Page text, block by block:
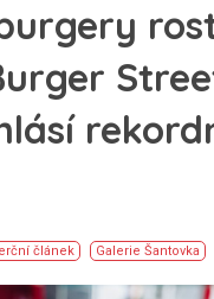
článek Galerie Šantovka